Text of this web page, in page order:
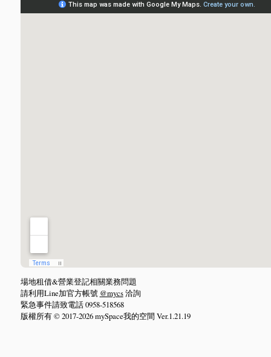
場地租借&營業登記相關業務問題
請利用Line加官方帳號 @mycs洽詢
緊急事件請致電話 0958-518568
版權所有 © 2017-2026 mySpace我的空間 Ver.1.21.19